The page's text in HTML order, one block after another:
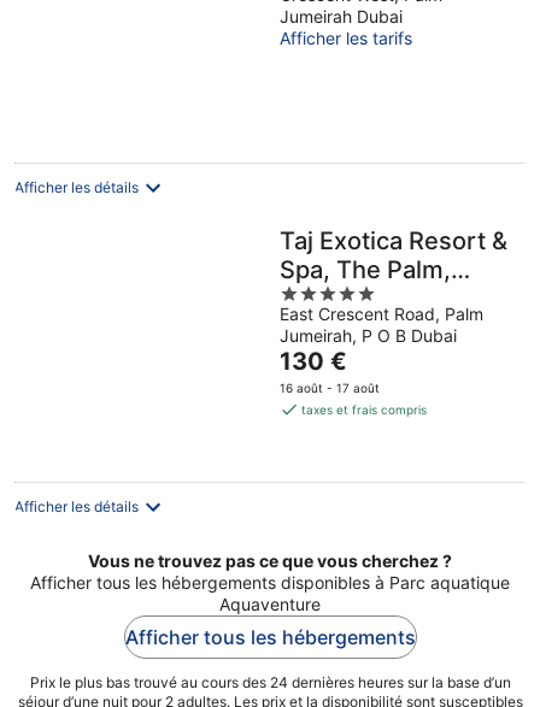
of
5
Jumeirah Dubai
Afficher les tarifs
Afficher les détails
Taj Exotica Resort &
Spa, The Palm,
Dubai
5
out
of
5
East Crescent Road, Palm
Jumeirah, P O B Dubai
Le
prix
est
par
130 €
16 août - 17 août
taxes et frais compris
Afficher les détails
Vous ne trouvez pas ce que vous cherchez ?
Afficher tous les hébergements disponibles à Parc aquatique
Aquaventure
Afficher tous les hébergements
Prix le plus bas trouvé au cours des 24 dernières heures sur la base d’un
séjour d’une nuit pour 2 adultes. Les prix et la disponibilité sont susceptibles